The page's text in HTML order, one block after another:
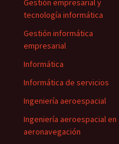
Gestión empresarial y
tecnología informática
Gestión informática
empresarial
Informática
Informática de servicios
Ingeniería aeroespacial
Ingeniería aeroespacial en
aeronavegación